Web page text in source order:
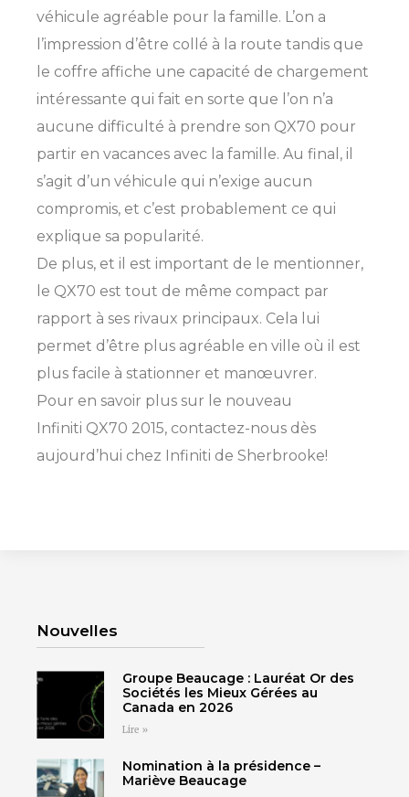
véhicule agréable pour la famille. L’on a
l’impression d’être collé à la route tandis que
le coffre affiche une capacité de chargement
intéressante qui fait en sorte que l’on n’a
aucune difficulté à prendre son QX70 pour
partir en vacances avec la famille. Au final, il
s’agit d’un véhicule qui n’exige aucun
compromis, et c’est probablement ce qui
explique sa popularité.
De plus, et il est important de le mentionner,
le QX70 est tout de même compact par
rapport à ses rivaux principaux. Cela lui
permet d’être plus agréable en ville où il est
plus facile à stationner et manœuvrer.
Pour en savoir plus sur le nouveau
Infiniti QX70 2015, contactez-nous dès
aujourd’hui chez Infiniti de Sherbrooke!
Nouvelles
Groupe Beaucage : Lauréat Or des
Sociétés les Mieux Gérées au
Canada en 2026
Lire »
Nomination à la présidence –
Mariève Beaucage
VÉHICULE
VOUS ATTEND!
SHERBROOKE
GRANBY
DRUMMONDVILLE
DRUMMONDVILLE
VICTORIAVILLE
SHERBROOKE SHERBROOKE